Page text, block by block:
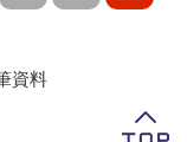
資料